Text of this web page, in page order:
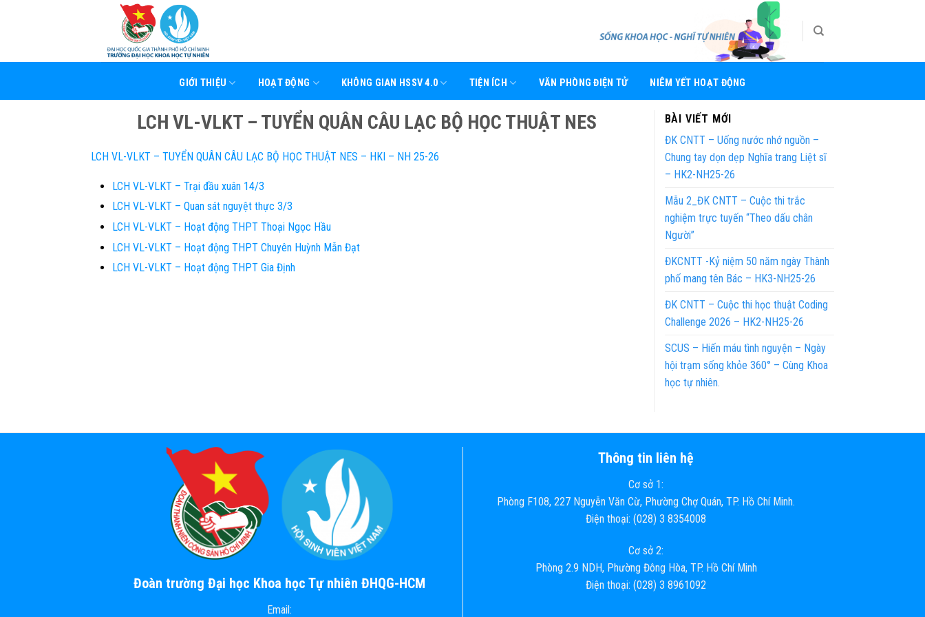
GIỚI THIỆU HOẠT ĐỘNG KHÔNG GIAN HSSV 4.0 TIỆN ÍCH VĂN PHÒNG ĐIỆN TỬ NIÊM YẾT HOẠT ĐỘNG
LCH VL-VLKT – TUYỂN QUÂN CÂU LẠC BỘ HỌC THUẬT NES
LCH VL-VLKT – TUYỂN QUÂN CÂU LẠC BỘ HỌC THUẬT NES – HKI – NH 25-26
LCH VL-VLKT – Trại đầu xuân 14/3
LCH VL-VLKT – Quan sát nguyệt thực 3/3
LCH VL-VLKT – Hoạt động THPT Thoại Ngọc Hầu
LCH VL-VLKT – Hoạt động THPT Chuyên Huỳnh Mẫn Đạt
LCH VL-VLKT – Hoạt động THPT Gia Định
BÀI VIẾT MỚI
ĐK CNTT – Uống nước nhớ nguồn –
Chung tay dọn dẹp Nghĩa trang Liệt sĩ
– HK2-NH25-26
Mẫu 2_ĐK CNTT – Cuộc thi trắc
nghiệm trực tuyến “Theo dấu chân
Người”
ĐKCNTT -Kỷ niệm 50 năm ngày Thành
phố mang tên Bác – HK3-NH25-26
ĐK CNTT – Cuộc thi học thuật Coding
Challenge 2026 – HK2-NH25-26
SCUS – Hiến máu tình nguyện – Ngày
hội trạm sống khỏe 360° – Cùng Khoa
học tự nhiên.
Đoàn trường Đại học Khoa học Tự nhiên ĐHQG-HCM
Email:
Thông tin liên hệ
Cơ sở 1:
Phòng F108, 227 Nguyễn Văn Cừ, Phường Chợ Quán, TP. Hồ Chí Minh.
Điện thoại: (028) 3 8354008
Cơ sở 2:
Phòng 2.9 NDH, Phường Đông Hòa, TP. Hồ Chí Minh
Điện thoại: (028) 3 8961092